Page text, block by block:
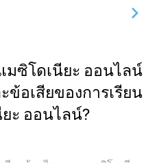
มซิโดเนียะ ออนไลน์
อเสียของการเรียน
ะ ออนไลน์?